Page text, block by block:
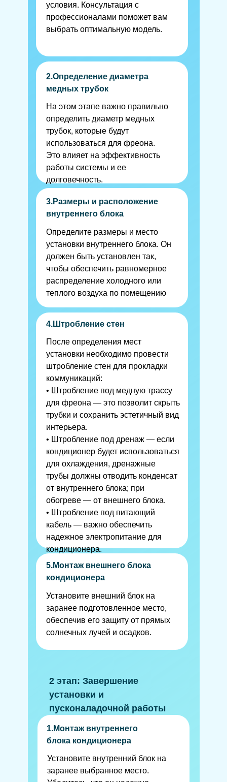
2 этап: Завершение
установки и
пусконаладочной работы
На этом этапе важно правильно
определить диаметр медных
трубок, которые будут
использоваться для фреона.
Это влияет на эффективность
работы системы и ее
долговечность.
2.Определение диаметра
медных трубок
условия. Консультация с
профессионалами поможет вам
выбрать оптимальную модель.
1.Монтаж внутреннего
блока кондиционера
Установите внутренний блок на
заранее выбранное место.
5.Монтаж внешнего блока
кондиционера
Установите внешний блок на
заранее подготовленное место,
обеспечив его защиту от прямых
солнечных лучей и осадков.
4.Штробление стен
После определения мест
установки необходимо провести
штробление стен для прокладки
коммуникаций:
• Штробление под медную трассу
для фреона — это позволит скрыть
трубки и сохранить эстетичный вид
интерьера.
• Штробление под дренаж — если
кондиционер будет использоваться
для охлаждения, дренажные
трубы должны отводить конденсат
от внутреннего блока; при
обогреве — от внешнего блока.
• Штробление под питающий
кабель — важно обеспечить
надежное электропитание для
кондиционера.
3.Размеры и расположение
внутреннего блока
Определите размеры и место
установки внутреннего блока. Он
должен быть установлен так,
чтобы обеспечить равномерное
распределение холодного или
теплого воздуха по помещению